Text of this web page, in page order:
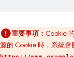
重要事項： Cookie
源的 Cookie 時，系統